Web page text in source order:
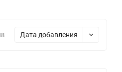
Дата добавления